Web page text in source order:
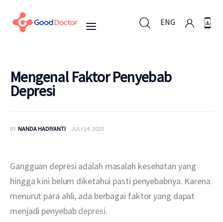
ENG
ENG
Mengapa Good Doctor
Berita
Layanan
Mengenal Faktor Penyebab
Depresi
BY NANDA HADIYANTI JULI 24, 2020
Gangguan depresi adalah masalah kesehatan yang
hingga kini belum diketahui pasti penyebabnya. Karena
menurut para ahli, ada berbagai faktor yang dapat
menjadi penyebab depresi.